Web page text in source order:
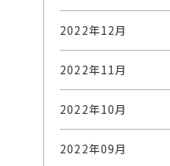
2022年12月
2022年11月
2022年10月
2022年09月